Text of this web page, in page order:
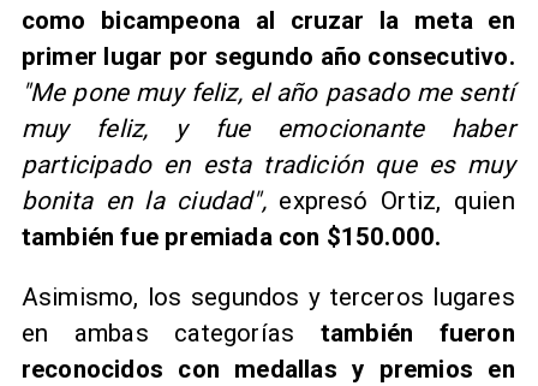
como bicampeona al cruzar la meta en
primer lugar por segundo año consecutivo.
"Me pone muy feliz, el año pasado me sentí
muy feliz, y fue emocionante haber
participado en esta tradición que es muy
bonita en la ciudad",expresó Ortiz, quien
también fue premiada con $150.000.
Asimismo, los segundos y terceros lugares
en ambas categorías también fueron
reconocidos con medallas y premios en